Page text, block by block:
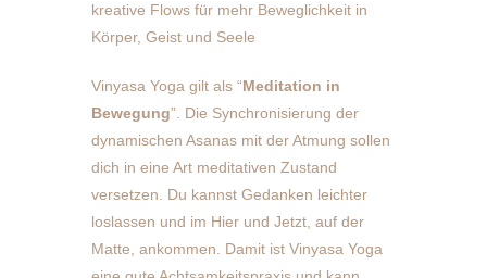
kreative Flows für mehr Beweglichkeit in
Körper, Geist und Seele
Vinyasa Yoga gilt als “Meditation in
Bewegung”. Die Synchronisierung der
dynamischen Asanas mit der Atmung sollen
dich in eine Art meditativen Zustand
versetzen. Du kannst Gedanken leichter
loslassen und im Hier und Jetzt, auf der
Matte, ankommen. Damit ist Vinyasa Yoga